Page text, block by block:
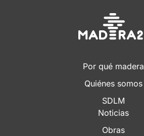
Por qué madera
Quiénes somos
SDLM
Noticias
Obras